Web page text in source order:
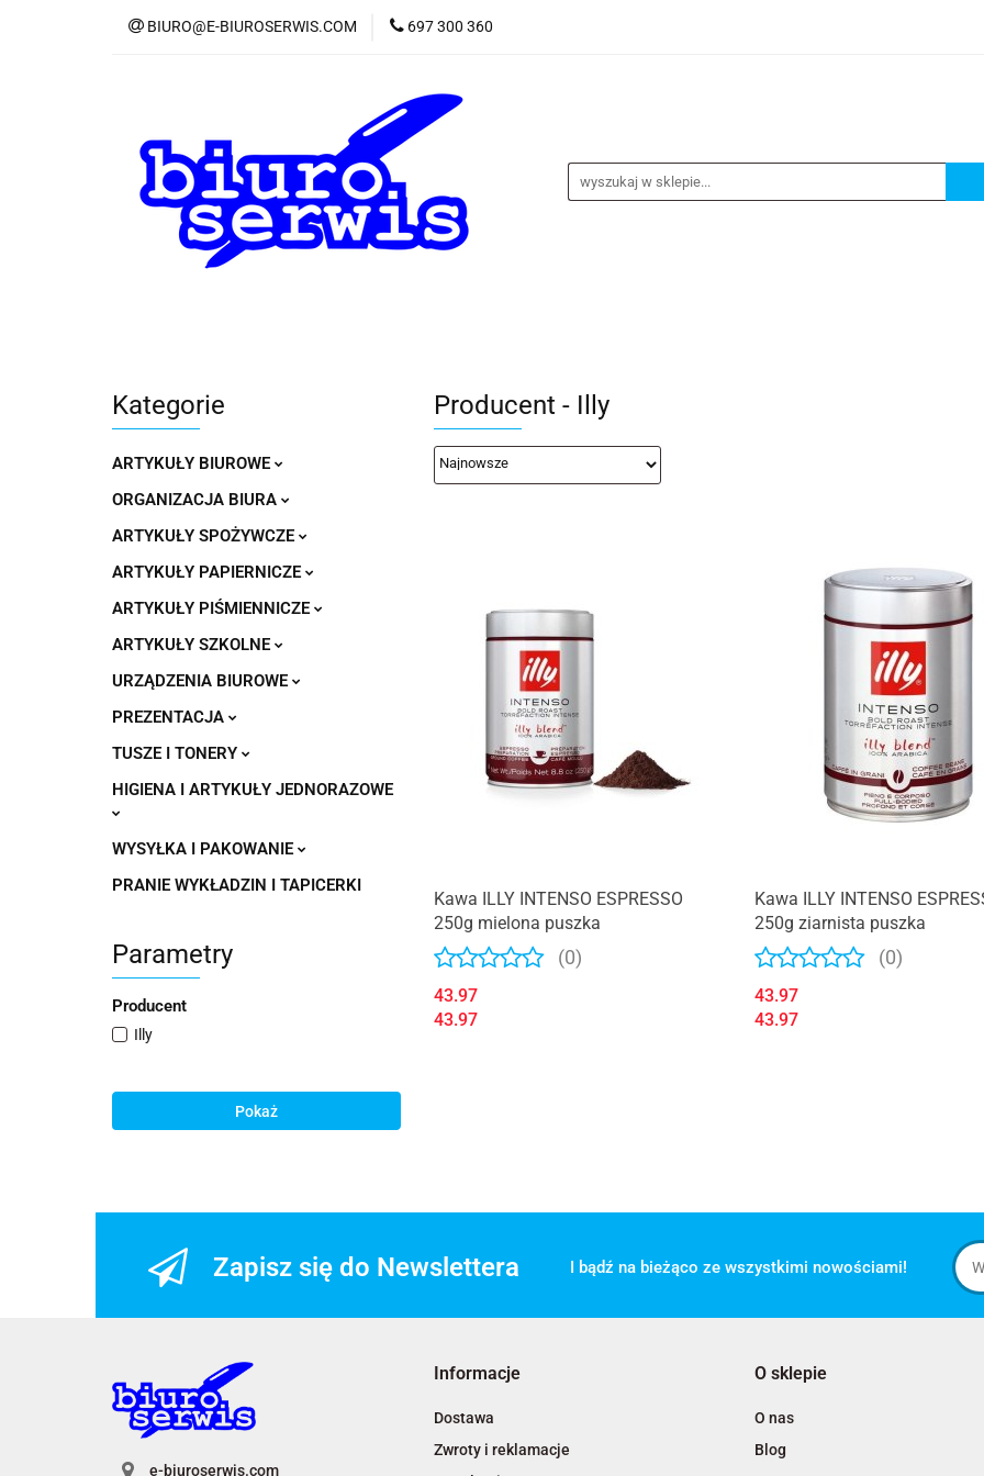
BIURO@E-BIUROSERWIS.COM 697 300 360
Kategorie
ARTYKUŁY BIUROWE
ORGANIZACJA BIURA
ARTYKUŁY SPOŻYWCZE
ARTYKUŁY PAPIERNICZE
ARTYKUŁY PIŚMIENNICZE
ARTYKUŁY SZKOLNE
URZĄDZENIA BIUROWE
PREZENTACJA
TUSZE I TONERY
HIGIENA I ARTYKUŁY JEDNORAZOWE
WYSYŁKA I PAKOWANIE
PRANIE WYKŁADZIN I TAPICERKI
Parametry
Producent
Illy
Pokaż
Producent - Illy
Kawa ILLY INTENSO ESPRESSO
250g mielona puszka
(0)
43.97
43.97
Kawa ILLY INTENSO
250g ziarnista puszka
(0)
43.97
43.97
Zapisz się do Newslettera I bądź na bieżąco ze wszystkimi nowościami!
e-biuroserwis.com
Informacje
Dostawa
Zwroty i reklamacje
O sklepie
O nas
Blog